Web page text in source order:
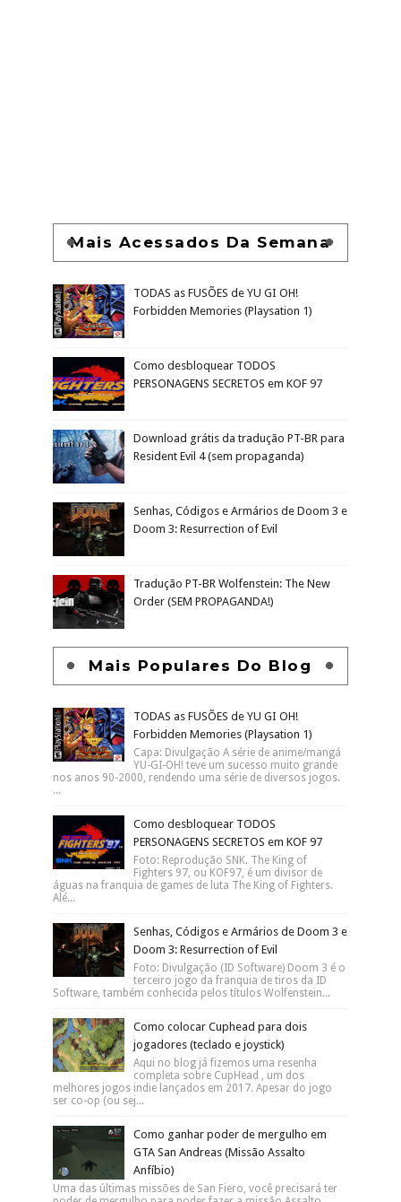
Mais Acessados Da Semana
TODAS as FUSÕES de YU GI OH!
Forbidden Memories (Playsation 1)
Como desbloquear TODOS
PERSONAGENS SECRETOS em KOF 97
Download grátis da tradução PT-BR para
Resident Evil 4 (sem propaganda)
Senhas, Códigos e Armários de Doom 3 e
Doom 3: Resurrection of Evil
Tradução PT-BR Wolfenstein: The New
Order (SEM PROPAGANDA!)
Mais Populares Do Blog
TODAS as FUSÕES de YU GI OH!
Forbidden Memories (Playsation 1)
Capa: Divulgação A série de anime/mangá
YU-GI-OH! teve um sucesso muito grande
nos anos 90-2000, rendendo uma série de diversos jogos.
...
Como desbloquear TODOS
PERSONAGENS SECRETOS em KOF 97
Foto: Reprodução SNK. The King of
Fighters 97, ou KOF97, é um divisor de
águas na franquia de games de luta The King of Fighters.
Alé...
Senhas, Códigos e Armários de Doom 3 e
Doom 3: Resurrection of Evil
Foto: Divulgação (ID Software) Doom 3 é o
terceiro jogo da franquia de tiros da ID
Software, também conhecida pelos títulos Wolfenstein...
Como colocar Cuphead para dois
jogadores (teclado e joystick)
Aqui no blog já fizemos uma resenha
completa sobre CupHead , um dos
melhores jogos indie lançados em 2017. Apesar do jogo
ser co-op (ou sej...
Como ganhar poder de mergulho em
GTA San Andreas (Missão Assalto
Anfíbio)
Uma das últimas missões de San Fiero, você precisará ter